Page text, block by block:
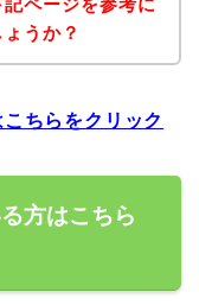
ページを参考に
うか？
ちらをクリック
方はこちら